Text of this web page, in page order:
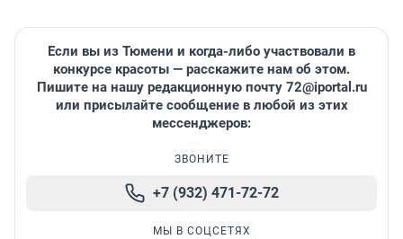
Если вы из Тюмени и когда-либо участвовали в
конкурсе красоты — расскажите нам об этом.
Пишите на нашу редакционную почту 72@iportal.ru
или присылайте сообщение в любой из этих
мессенджеров:
ЗВОНИТЕ
+7 (932) 471-72-72
МЫ В СОЦСЕТЯХ